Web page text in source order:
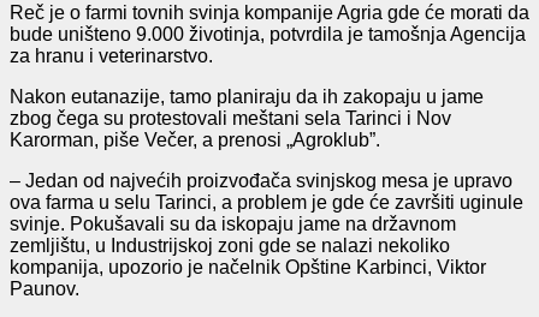
Reč je o farmi tovnih svinja kompanije Agria gde će morati da
bude uništeno 9.000 životinja, potvrdila je tamošnja Agencija
za hranu i veterinarstvo.
Nakon eutanazije, tamo planiraju da ih zakopaju u jame
zbog čega su protestovali meštani sela Tarinci i Nov
Karorman, piše Večer, a prenosi „Agroklub”.
– Jedan od najvećih proizvođača svinjskog mesa je upravo
ova farma u selu Tarinci, a problem je gde će završiti uginule
svinje. Pokušavali su da iskopaju jame na državnom
zemljištu, u Industrijskoj zoni gde se nalazi nekoliko
kompanija, upozorio je načelnik Opštine Karbinci, Viktor
Paunov.